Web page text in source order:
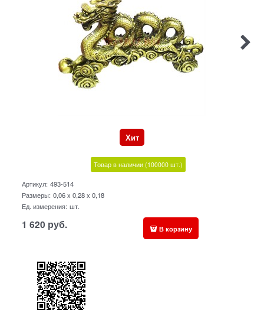
Хит
Товар в наличии (100000 шт.)
Артикул: 493-514
Размеры: 0,06 x 0,28 x 0,18
Ед. измерения: шт.
1 620 руб. В корзину